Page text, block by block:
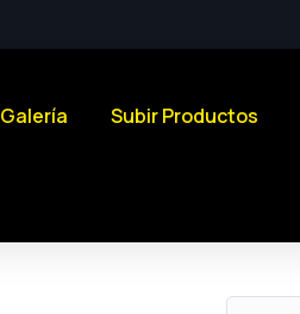
Galería Subir Productos